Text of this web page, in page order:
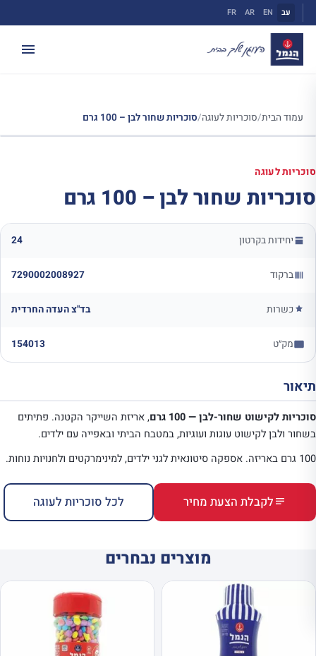
לתוכן
עב EN
AR
FR
עמוד הבית/סוכריות לעוגה/סוכריות שחור לבן – 100 גרם
סוכריות לעוגה
סוכריות שחור לבן – 100 גרם
יחידות בקרטון 24
ברקוד 7290002008927
כשרות בד"צ העדה החרדית
מק״ט 154013
תיאור
סוכריות לקישוט שחור-לבן — 100 גרם
, אריזת השייקר הקטנה. פתיתים
בשחור ולבן לקישוט עוגות ועוגיות, במטבח הביתי ובאפייה עם ילדים.
100 גרם באריזה. אספקה סיטונאית לגני ילדים, למינימרקטים ולחנויות נוחות.
לקבלת הצעת מחיר לכל סוכריות לעוגה
מוצרים נבחרים